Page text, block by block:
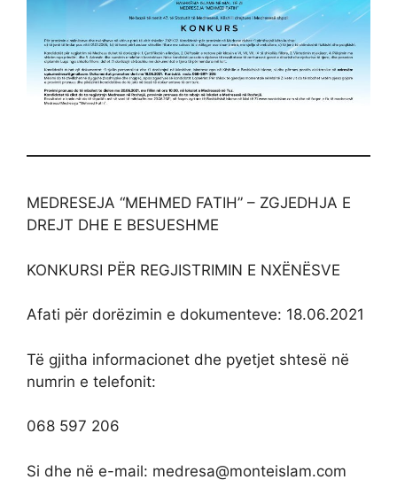
MEDRESEJA “MEHMED FATIH” – ZGJEDHJA E
DREJT DHE E BESUESHME
KONKURSI PËR REGJISTRIMIN E NXËNËSVE
Afati për dorëzimin e dokumenteve: 18.06.2021
Të gjitha informacionet dhe pyetjet shtesë në
numrin e telefonit:
068 597 206
Si dhe në e-mail: medresa@monteislam.com